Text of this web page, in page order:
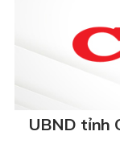
UBND tỉnh